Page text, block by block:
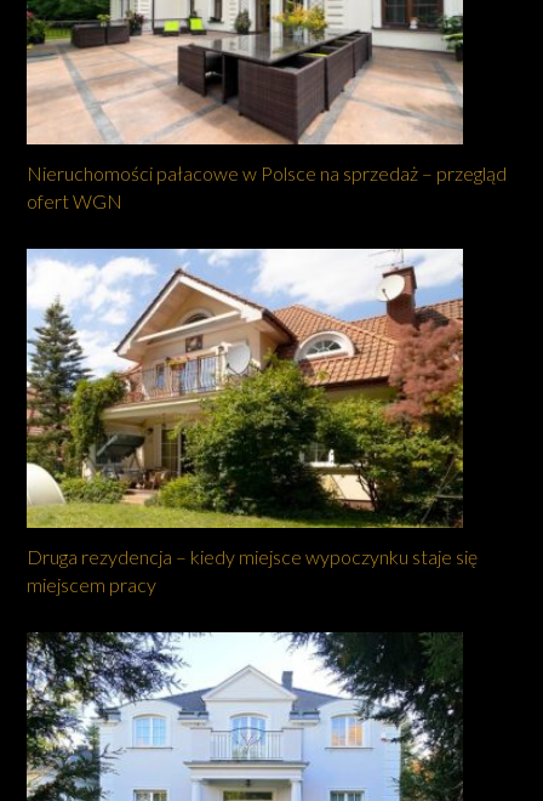
Nieruchomości pałacowe w Polsce na sprzedaż – przegląd
ofert WGN
Druga rezydencja – kiedy miejsce wypoczynku staje się
miejscem pracy